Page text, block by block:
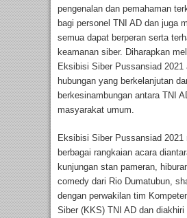
pengenalan dan pemahaman
bagi personel TNI AD dan juga
semua dapat berperan serta
keamanan siber. Diharapkan
Eksibisi Siber Pussansiad 2021
hubungan yang berkelanjutan
berkesinambungan antara TNI
masyarakat umum.
Eksibisi Siber Pussansiad 2021
berbagai rangkaian acara
kunjungan stan pameran,
comedy dari Rio Dumatubun,
dengan perwakilan tim
Siber (KKS) TNI AD dan diakhiri